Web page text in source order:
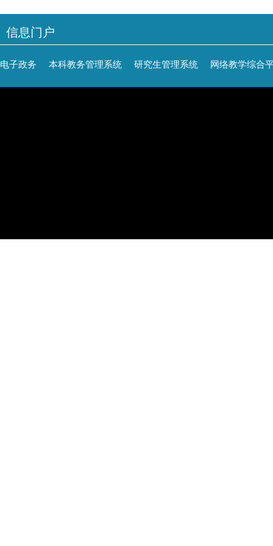
信息门户
电子政务 本科教务管理系统 研究生管理系统 网络教学综合